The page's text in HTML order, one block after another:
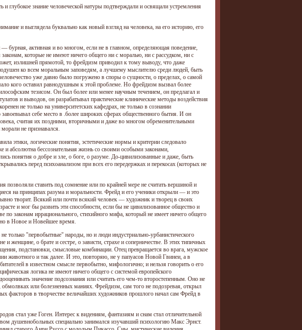
и глубокое знание человеческой натуры подтверждали и освящали устремления
и выглядела буквально как новый взгляд на человека, на его историю, его
бурная, активная и во многом, если не в главном, определяющая поведение,
которые не имеют ничего общего ни с моралью, ни с рассудком, ни с
излишней прямотой, то фрейдизм приводил к тому выводу, что даже
ко всем моральным заповедям, а лучшему мыслителю среди людей, быть
уже давно было погружено в споры о сущности, о пределах, о самой
кого оставил равнодушным к этой проблеме. Но фрейдизм вызвал более
тезисом. Он был более или менее научным течением, он предлагал и
и выводов, он разрабатывал практические клинические методы воздействия
не только на университетских кафедрах, не только в сознании
себе место в .более широких сферах общественного бытия. И он
считая их поздними, вторичными и даже во многом обременительными
не признавался.
этики, логические понятия, эстетические нормы и критерии следовало
абсолютна бессознательная жизнь со своими особыми законами,
понятия о добре и зле, о боге, о разуме. До-цивилизованные и даже, быть
перед психоанализом при всех его передержках и перекосах (которых не
ставить под сомнение или по крайней мере не считать вершиной и
на принципах разума и моральности. Фрейд и его ученики открыли — и это
творит. Всякий или почти всякий человек — художник и творец в своих
и мог бы развить эти способности, если бы не цивилизованное общество и
по законам иррационального, стихийного мифа, который не имеет ничего общего
в Новое и Новейшее время.
только "первобытные" народы, но и люди индустриально-урбанистического
женщине, о брате и сестре, о зависти, страхе и соперничестве. В этих типичных
подстановки, смысловые комбинации. Отец превращается во врага, мужское
животного и так далее. И это, повторяю, не у папуасов Новой Гвинеи, а в
в известном смысле первобытно, мифологично; и нельзя говорить о его
логика не имеют ничего общего с системой европейского
значение подсознания или считать его чем-то второстепенным. Оно не
или болезненных маниях. Фрейдизм, сам того не подозревая, открыл
факторов в творчестве величайших художников прошлого начал сам Фрейд в
стал уже Гоген. Интерес к видениям, фантазиям и снам стал отличительной
душевнобольных специально занимался изучавший психологию Макс Эрнст.